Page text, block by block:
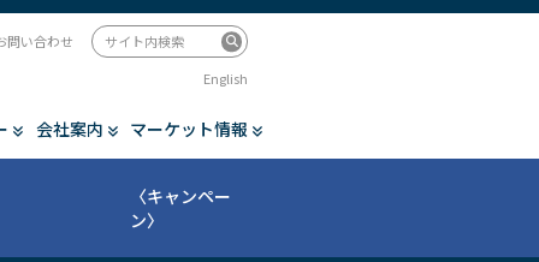
会社案内 マーケット情報
問い合わせ
English
〈キャンペー
ン〉